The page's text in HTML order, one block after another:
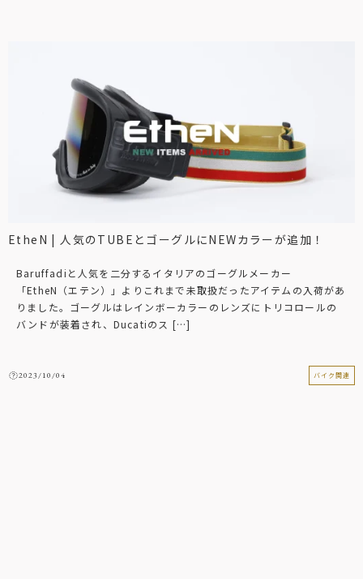
EtheN | 人気のTUBEとゴーグルにNEWカラーが追加！
Baruffadiと人気を二分するイタリアのゴーグルメーカー
「EtheN（エテン）」よりこれまで未取扱だったアイテムの入荷があ
りました。ゴーグルはレインボーカラーのレンズにトリコロールの
バンドが装着され、Ducatiのス […]
2023/10/04 バイク関連